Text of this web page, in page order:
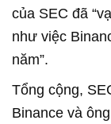
của SEC đã
như việc
năm”.
Tổng cộng,
Binance và